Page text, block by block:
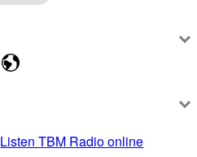
Listen TBM Radio online